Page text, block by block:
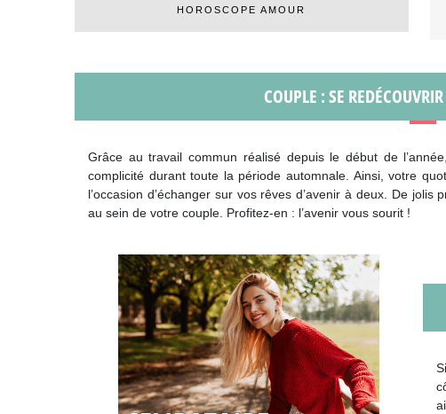
HOROSCOPE AMOUR
COUPLE : SE
Grâce au travail commun réalisé depuis le début de
complicité durant toute la période automnale. Ainsi, votre
l’occasion d’échanger sur vos rêves d’avenir à deux. De
au sein de votre couple. Profitez-en : l’avenir vous sourit !